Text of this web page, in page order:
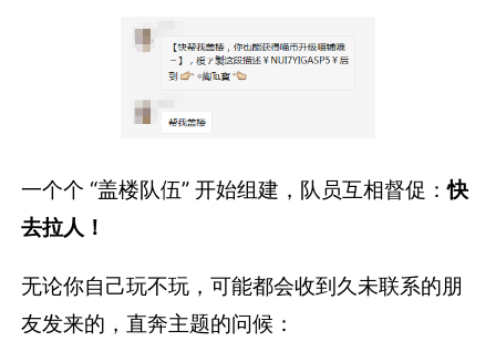
一个个 “盖楼队伍” 开始组建，队员互相督促：快
去拉人！
无论你自己玩不玩，可能都会收到久未联系的朋
友发来的，直奔主题的问候：